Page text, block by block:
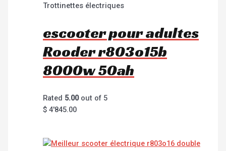
Trottinettes électriques
escooter pour adultes
Rooder r803o15b
8000w 50ah
Rated 5.00out of 5
$ 4'845.00